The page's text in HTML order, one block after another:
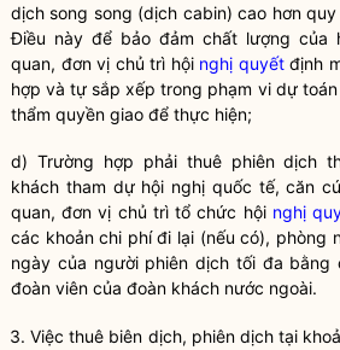
dịch song song (dịch cabin) cao hơn
Điều này để bảo đảm chất lượng của
quan, đơn vị chủ trì hội nghị quyếtđịnh
hợp và tự sắp xếp trong phạm vi dự
thẩm quyền giao để thực hiện;
d) Trường hợp phải thuê phiên dịch
khách tham dự hội nghị quốc tế, căn
quan, đơn vị chủ trì tổ chức hội nghị
các khoản chi phí đi lại (nếu có), phòng
ngày của người phiên dịch tối đa
đoàn viên của đoàn khách nước ngoài.
3. Việc thuê biên dịch, phiên dịch tại